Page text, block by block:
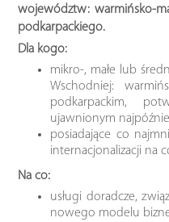
województw: warmińsko-
podkarpackiego.
Dla kogo:
mikro-, małe lub
Wschodniej:
podkarpackim,
ujawnionym
posiadające co
internacjonalizacji na
Na co:
usługi doradcze,
nowego modelu